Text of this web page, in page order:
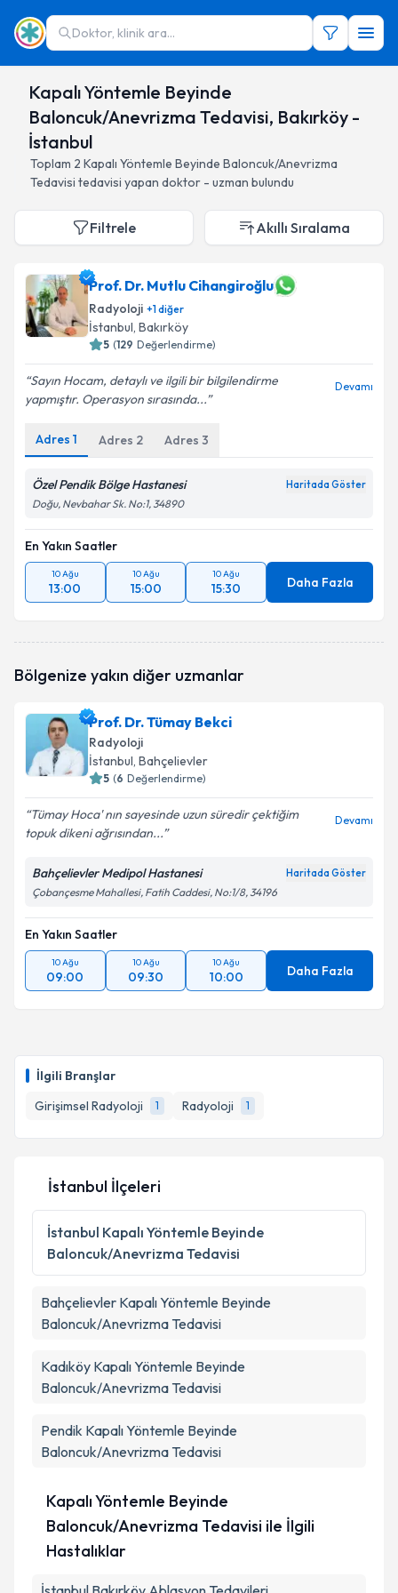
Doktor, klinik ara...
Kapalı Yöntemle Beyinde
Baloncuk/Anevrizma Tedavisi, Bakırköy -
İstanbul
Toplam 2 Kapalı Yöntemle Beyinde Baloncuk/Anevrizma
Tedavisi tedavisi yapan doktor - uzman bulundu
İlgili Branşlar
Girişimsel Radyoloji
1 Radyoloji 1
Filtrele Akıllı Sıralama
Prof. Dr. Mutlu Cihangiroğlu
Radyoloji +1diğer
İstanbul, Bakırköy
5 (129 Değerlendirme)
Sayın Hocam, detaylı ve ilgili bir bilgilendirme
yapmıştır. Operasyon sırasında...
Devamı
Adres 1 Adres 2 Adres 3
Özel Pendik Bölge Hastanesi Haritada Göster
Doğu, Nevbahar Sk. No:1, 34890
En Yakın Saatler
10 Ağu
13:00
10 Ağu
15:00
10 Ağu
15:30 Daha Fazla
Bölgenize yakın diğer uzmanlar
Prof. Dr. Tümay Bekci
Radyoloji
İstanbul, Bahçelievler
5 (6 Değerlendirme)
Tümay Hoca' nın sayesinde uzun süredir çektiğim
topuk dikeni ağrısından...
Devamı
Bahçelievler Medipol Hastanesi Haritada Göster
Çobançesme Mahallesi, Fatih Caddesi, No:1/8, 34196
En Yakın Saatler
10 Ağu
09:00
10 Ağu
09:30
10 Ağu
10:00 Daha Fazla
İstanbul İlçeleri
İstanbul Kapalı Yöntemle Beyinde
Baloncuk/Anevrizma Tedavisi
Bahçelievler Kapalı Yöntemle Beyinde
Baloncuk/Anevrizma Tedavisi
Kadıköy Kapalı Yöntemle Beyinde
Baloncuk/Anevrizma Tedavisi
Pendik Kapalı Yöntemle Beyinde
Baloncuk/Anevrizma Tedavisi
Kapalı Yöntemle Beyinde
Baloncuk/Anevrizma Tedavisi ile İlgili
Hastalıklar